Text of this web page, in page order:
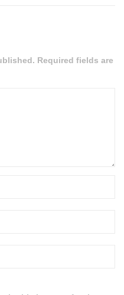
Required fields are